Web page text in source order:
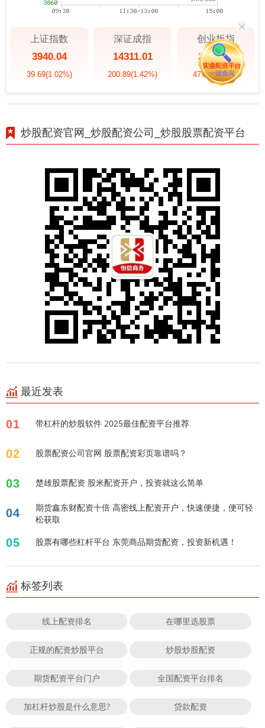
上证指数
3940.04
39.69(1.02%)
深证成指
14311.01
200.89(1.42%)
创业板指
3563.12
47.56(1.35%)
炒股配资官网_炒股配资公司_炒股股票配资平台
最近发表
01 带杠杆的炒股软件 2025最佳配资平台推荐
02 股票配资公司官网 股票配资彩页靠谱吗？
03 楚雄股票配资 股米配资开户，投资就这么简单
04
期货鑫东财配资十倍 高密线上配资开户，快速便捷，便可轻
松获取
05 股票有哪些杠杆平台 东莞商品期货配资，投资新机遇！
标签列表
线上配资排名 在哪里选股票
正规的配资炒股平台 炒股炒股配资
期货配资平台门户 全国配资平台排名
加杠杆炒股是什么意思? 贷款配资